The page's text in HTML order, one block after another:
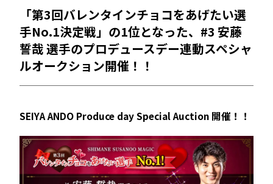
「第3回バレンタインチョコをあげたい選
手No.1決定戦」の1位となった、#3 安藤
誓哉 選手のプロデュースデー連動スペシャ
ルオークション開催！！
SEIYA ANDO Produce day Special Auction 開催！！